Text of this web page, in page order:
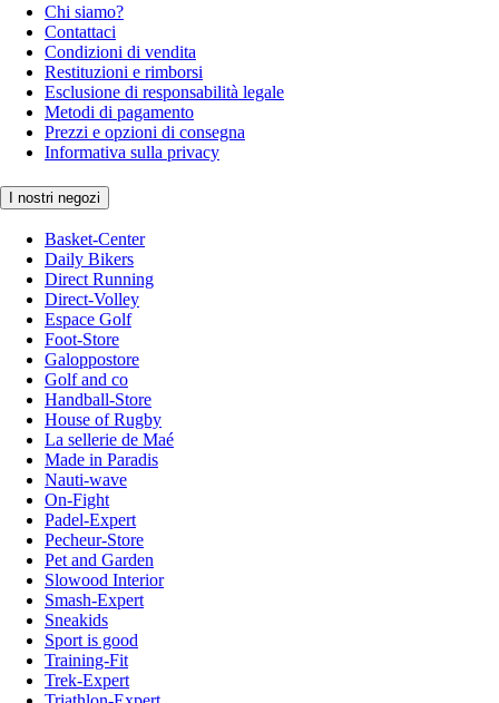
Chi siamo?
Contattaci
Condizioni di vendita
Restituzioni e rimborsi
Esclusione di responsabilità legale
Metodi di pagamento
Prezzi e opzioni di consegna
Informativa sulla privacy
I nostri negozi
Basket-Center
Daily Bikers
Direct Running
Direct-Volley
Espace Golf
Foot-Store
Galoppostore
Golf and co
Handball-Store
House of Rugby
La sellerie de Maé
Made in Paradis
Nauti-wave
On-Fight
Padel-Expert
Pecheur-Store
Pet and Garden
Slowood Interior
Smash-Expert
Sneakids
Sport is good
Training-Fit
Trek-Expert